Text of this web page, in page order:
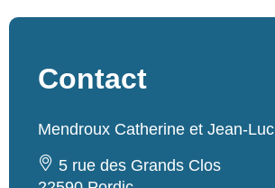
Contact
Mendroux Catherine et Jean-Luc
5 rue des Grands Clos